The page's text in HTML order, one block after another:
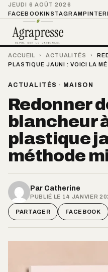
JEUDI 6 AOÛT 2026
FACEBOOKINSTAGRAM
ACCUEIL › ACTUALITÉS ›
PLASTIQUE JAUNI : VOICI LA
ACTUALITÉS · MAISON
Redonner
blancheur
plastique
méthode
Par Catherine
PUBLIÉ LE 14 JANVIER
PARTAGER FACEBOOK